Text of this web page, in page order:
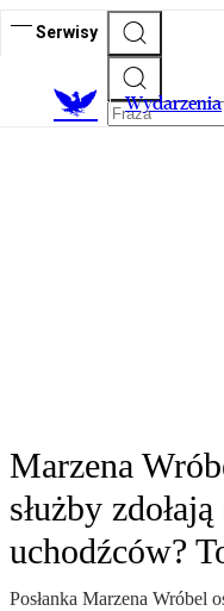
Serwisy
Wydarzenia
Marzena
służby
uchodźców?
Posłanka Marzena Wróbel